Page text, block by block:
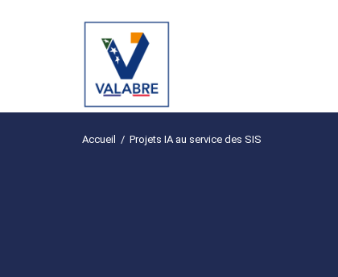
Accueil / Projets IA au service des SIS